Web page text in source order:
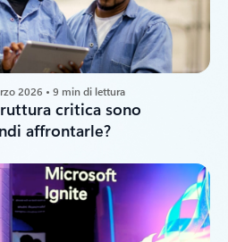
2026 • 9 min di lettura
critica sono
affrontarle?